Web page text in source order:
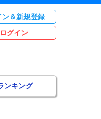
＆新規登録
グイン
ンキング